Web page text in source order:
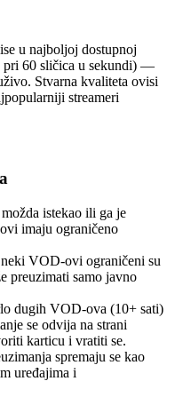
u najboljoj dostupnoj
60 sličica u sekundi) —
Stvarna kvaliteta ovisi
streameri
istekao ili ga je
imaju ograničeno
VOD-ovi ograničeni su
preuzimati samo javno
dugih VOD-ova (10+ sati)
se odvija na strani
karticu i vratiti se.
spremaju se kao
uređajima i